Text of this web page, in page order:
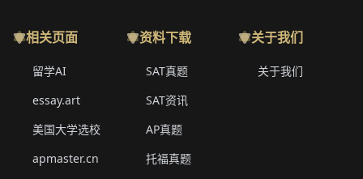
相关页面
留学AI
essay.art
美国大学选校
apmaster.cn
资料下载
SAT真题
SAT资讯
AP真题
托福真题
关于我们
关于我们